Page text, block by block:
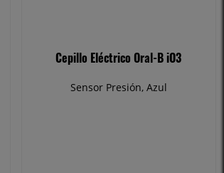
Cepillo Eléctrico Oral-B iO3
Sensor Presión, Azul